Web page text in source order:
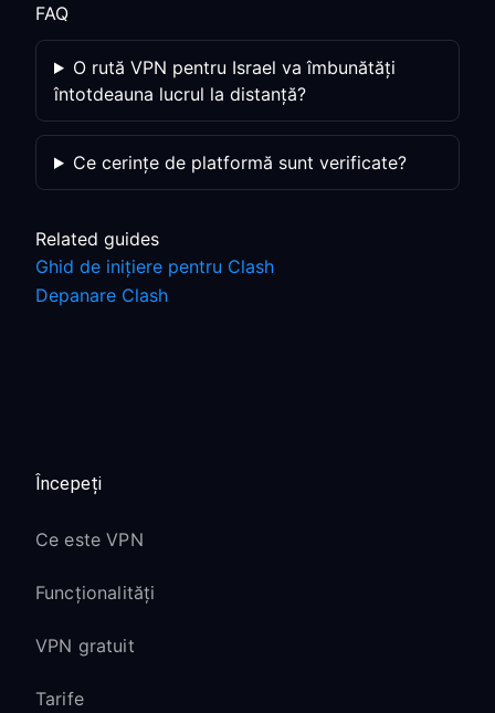
FAQ
O rută VPN pentru Israel va îmbunătăți
întotdeauna lucrul la distanță?
Ce cerințe de platformă sunt verificate?
Related guides
Ghid de inițiere pentru Clash
Depanare Clash
Începeți
Ce este VPN
Funcționalități
VPN gratuit
Tarife